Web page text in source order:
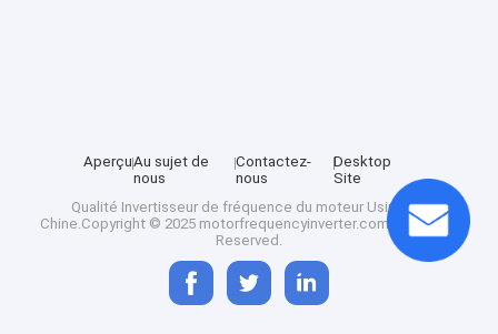
AperçuAu sujet de
nous
Contactez-
nous
Desktop
Site
Qualité Invertisseur de fréquence du moteur Usine De
Chine.Copyright © 2025 motorfrequencyinverter.com. All Rights
Reserved.